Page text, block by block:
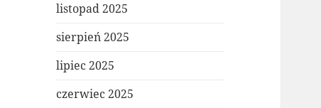
listopad 2025
sierpień 2025
lipiec 2025
czerwiec 2025